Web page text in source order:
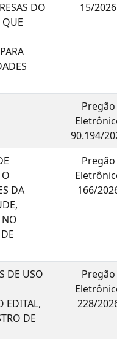
DO
15/2026
Pregão
90.194/
DA
NO
Pregão
166/
DE USO
EDITAL,
DE
Pregão
228/